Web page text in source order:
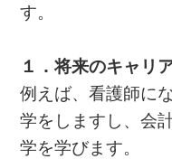
す。
１．将来のキャリ
例えば、看護師に
学をしますし、会
学を学びます。